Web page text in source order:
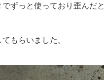
ずっと使っており歪んだ
もらいました。